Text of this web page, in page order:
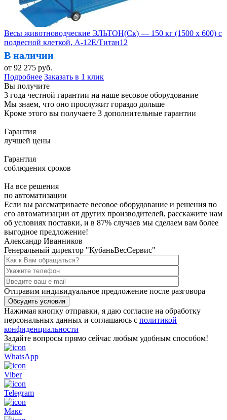
Весы животноводческие ЭЛЬТОН(Ск) — 150 кг (1500 х 600) с
подвесной клеткой, А-12Е/Титан12
В наличии
от 92 275 руб.
Подробнее Заказать в 1 клик
Вы получите
3 года честной гарантии на наше весовое оборудование
Мы знаем, что оно прослужит гораздо дольше
Кроме этого вы получаете 3 дополнительные гарантии
Гарантия
лучшей цены
Гарантия
соблюдения сроков
На все решения
по автоматизации
Если вы рассматриваете весовое оборудование и решения по
его автоматизации от других производителей, расскажите нам
об условиях поставки, и в 87% случаев мы сделаем вам более
выгодное предложение!
Александр Иванников
Генеральный директор "КубаньВесСервис"
Отправим индивидуальное предложение после разговора
Обсудить условия
Нажимая кнопку отправки, я даю согласие на обработку
персональных данных и соглашаюсь с политикой
конфиденциальности
Задайте вопросы прямо сейчас любым удобным способом!
WhatsApp
Viber
Telegram
Макс